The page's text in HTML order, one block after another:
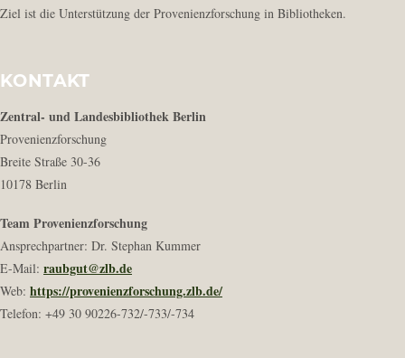
Ziel ist die Unterstützung der Provenienzforschung in Bibliotheken.
KONTAKT
Zentral- und Landesbibliothek Berlin
Provenienzforschung
Breite Straße 30-36
10178 Berlin
Team Provenienzforschung
Ansprechpartner: Dr. Stephan Kummer
E-Mail: raubgut@zlb.de
Web: https://provenienzforschung.zlb.de/
Telefon: +49 30 90226-732/-733/-734